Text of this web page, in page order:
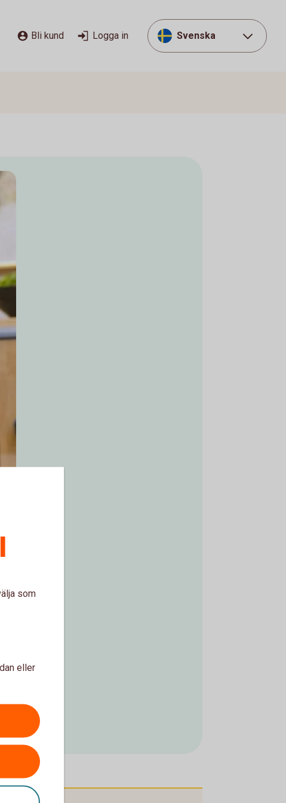
Bli kund Logga in Svenska
som
eller